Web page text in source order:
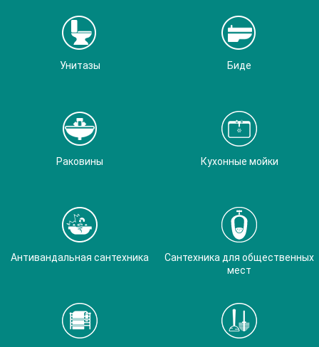
Унитазы Биде
Раковины Кухонные мойки
Антивандальная сантехника
Сантехника для общественных
мест